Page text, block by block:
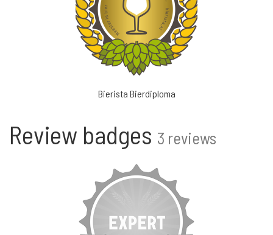
Bierista Bierdiploma
Review badges 3 reviews